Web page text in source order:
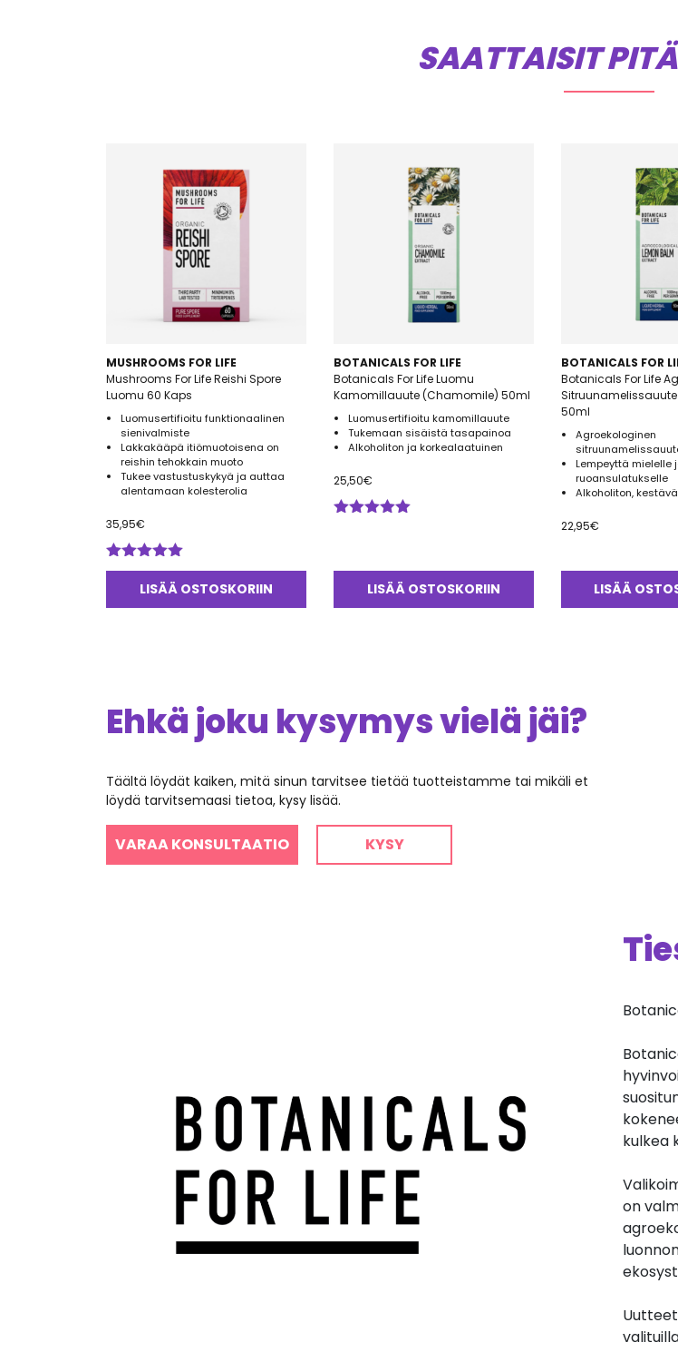
SAATTAISIT
MUSHROOMS FOR LIFE
Mushrooms For Life Reishi Spore
Luomu 60 Kaps
Luomusertifioitu funktionaalinen
sienivalmiste
Lakkakääpä itiömuotoisena on
reishin tehokkain muoto
Tukee vastustuskykyä ja auttaa
alentamaan kolesterolia
35,95€
Arvostelu
tuotteesta:
LISÄÄ OSTOSKORIIN
BOTANICALS FOR LIFE
Botanicals For Life Luomu
Kamomillauute (Chamomile) 50ml
Luomusertifioitu kamomillauute
Tukemaan sisäistä tasapainoa
Alkoholiton ja korkealaatuinen
25,50€
LISÄÄ OSTOSKORIIN
BOTANICALS FOR
Botanicals For Life
50ml
Agroekologinen
Lempeyttä mielelle
ruoansulatukselle
Alkoholiton,
22,95€
LISÄÄ
Ehkä joku kysymys vielä jäi?
Täältä löydät kaiken, mitä sinun tarvitsee tietää tuotteistamme tai mikäli et
löydä tarvitsemaasi tietoa, kysy lisää.
VARAA KONSULTAATIO KYSY
kulkea
on